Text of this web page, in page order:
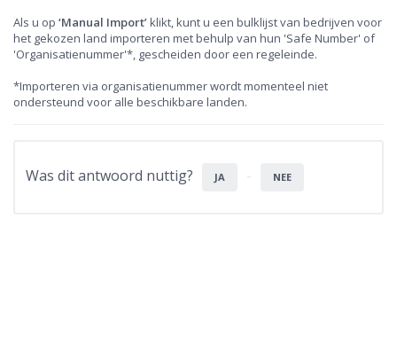
Als u op ‘Manual Import’klikt, kunt u een bulklijst van bedrijven voor
het gekozen land importeren met behulp van hun 'Safe Number' of
'Organisatienummer'*, gescheiden door een regeleinde.
*Importeren via organisatienummer wordt momenteel niet
ondersteund voor alle beschikbare landen.
Was dit antwoord nuttig? JA NEE